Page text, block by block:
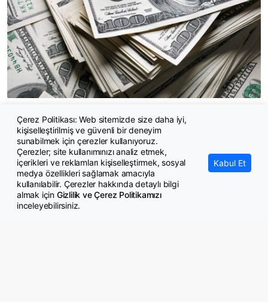
Çerez Politikası: Web sitemizde size daha iyi,
kişiselleştirilmiş ve güvenli bir deneyim
sunabilmek için çerezler kullanıyoruz.
Çerezler; site kullanımınızı analiz etmek,
içerikleri ve reklamları kişiselleştirmek, sosyal
medya özellikleri sağlamak amacıyla
kullanılabilir. Çerezler hakkında detaylı bilgi
almak için Gizlilik ve Çerez Politikamızı
inceleyebilirsiniz.
Kabul Et